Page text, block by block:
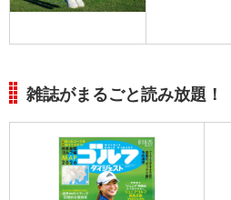
雑誌がまるごと読み放題！